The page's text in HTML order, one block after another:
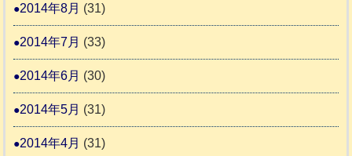
2014年8月 (31)
2014年7月 (33)
2014年6月 (30)
2014年5月 (31)
2014年4月 (31)